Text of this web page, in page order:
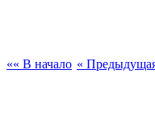
«« В начало «